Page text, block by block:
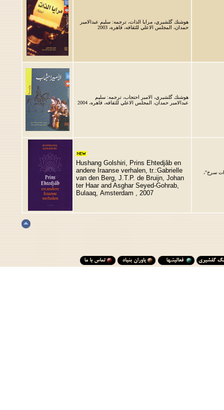
هوشنك گلشيري، مرايا الذات، ترجمه: سليم عبدالامير
حمدان، المجلس الاعلي للثقافه، قاهره، 2003
هوشنك گلشيري، الامير احتجاب، ترجمه: سليم
عبدالامير حمدان، المجلس الاعلي للثقافه، قاهره، 2004
Hushang Golshiri, Prins Ehtedjâb en
andere Iraanse verhalen, tr.:Gabrielle
van den Berg, J.T.P. de Bruijn, Johan
ter Haar and Asghar Seyed-Gohrab,
Bulaaq, Amsterdam , 2007
سرخ"،